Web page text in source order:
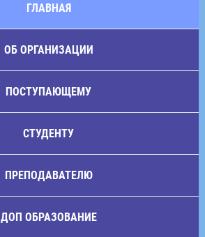
ГЛАВНАЯ
ОБ ОРГАНИЗАЦИИ
ПОСТУПАЮЩЕМУ
СТУДЕНТУ
ПРЕПОДАВАТЕЛЮ
ДОП ОБРАЗОВАНИЕ